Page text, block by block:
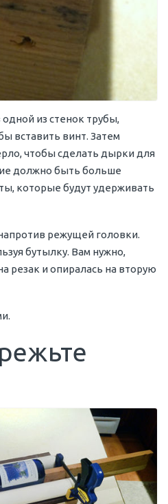
из стенок трубы,
вставить винт. Затем
чтобы сделать дырки для
должно быть больше
которые будут удерживать
режущей головки.
бутылку. Вам нужно,
резак и опиралась на вторую